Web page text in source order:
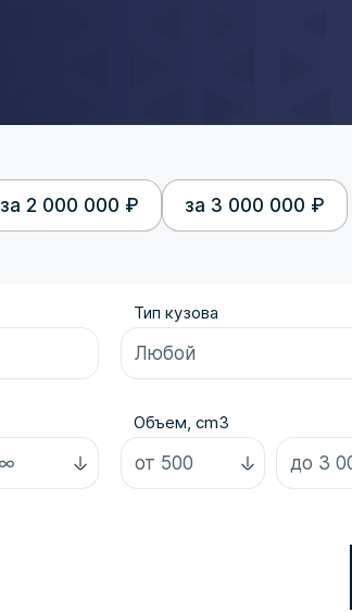
за 2 000 000 ₽ за 3 000 000 ₽
Тип кузова
Объем, cm3